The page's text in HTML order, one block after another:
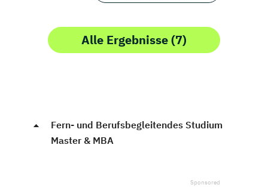
Alle Ergebnisse (7)
Fern- und Berufsbegleitendes Studium
Master & MBA